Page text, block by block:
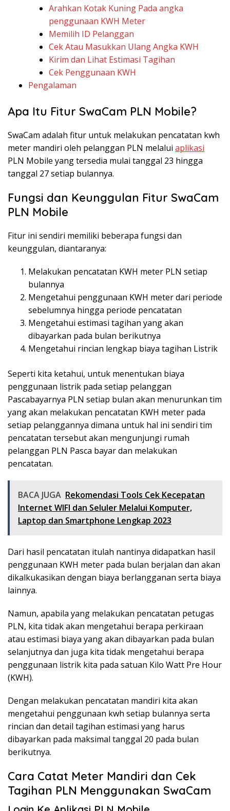
Arahkan Kotak Kuning Pada angka
penggunaan KWH Meter
Memilih ID Pelanggan
Cek Atau Masukkan Ulang Angka KWH
Kirim dan Lihat Estimasi Tagihan
Cek Penggunaan KWH
Pengalaman
Apa Itu Fitur SwaCam PLN Mobile?
SwaCam adalah fitur untuk melakukan pencatatan kwh
meter mandiri oleh pelanggan PLN melalui aplikasi
PLN Mobile yang tersedia mulai tanggal 23 hingga
tanggal 27 setiap bulannya.
Fungsi dan Keunggulan Fitur SwaCam
PLN Mobile
Fitur ini sendiri memiliki beberapa fungsi dan
keunggulan, diantaranya:
Melakukan pencatatan KWH meter PLN setiap
bulannya
Mengetahui penggunaan KWH meter dari periode
sebelumnya hingga periode pencatatan
Mengetahui estimasi tagihan yang akan
dibayarkan pada bulan berikutnya
Mengetahui rincian lengkap biaya tagihan Listrik
Seperti kita ketahui, untuk menentukan biaya
penggunaan listrik pada setiap pelanggan
Pascabayarnya PLN setiap bulan akan menurunkan tim
yang akan melakukan pencatatan KWH meter pada
setiap pelanggannya dimana untuk hal ini sendiri tim
pencatatan tersebut akan mengunjungi rumah
pelanggan PLN Pasca bayar dan melakukan
pencatatan.
BACA JUGA Rekomendasi Tools Cek Kecepatan
Internet WIFI dan Seluler Melalui Komputer,
Laptop dan Smartphone Lengkap 2023
Dari hasil pencatatan itulah nantinya didapatkan hasil
penggunaan KWH meter pada bulan berjalan dan akan
dikalkukasikan dengan biaya berlangganan serta biaya
lainnya.
Namun, apabila yang melakukan pencatatan petugas
PLN, kita tidak akan mengetahui berapa perkiraan
atau estimasi biaya yang akan dibayarkan pada bulan
selanjutnya dan juga kita tidak mengetahui berapa
penggunaan listrik kita pada satuan Kilo Watt Pre Hour
(KWH).
Dengan melakukan pencatatan mandiri kita akan
mengetahui penggunaan kwh setiap bulannya serta
rincian dan detail tagihan estimasi yang harus
dibayarkan pada maksimal tanggal 20 pada bulan
berikutnya.
Cara Catat Meter Mandiri dan Cek
Tagihan PLN Menggunakan SwaCam